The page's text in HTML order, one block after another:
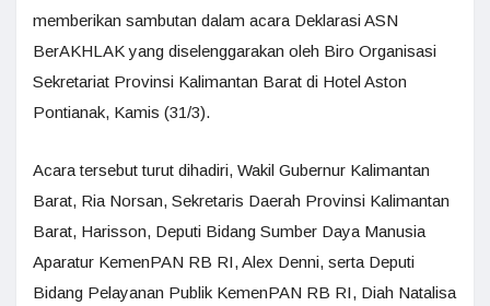
memberikan sambutan dalam acara Deklarasi ASN
BerAKHLAK yang diselenggarakan oleh Biro Organisasi
Sekretariat Provinsi Kalimantan Barat di Hotel Aston
Pontianak, Kamis (31/3).
Acara tersebut turut dihadiri, Wakil Gubernur Kalimantan
Barat, Ria Norsan, Sekretaris Daerah Provinsi Kalimantan
Barat, Harisson, Deputi Bidang Sumber Daya Manusia
Aparatur KemenPAN RB RI, Alex Denni, serta Deputi
Bidang Pelayanan Publik KemenPAN RB RI, Diah Natalisa